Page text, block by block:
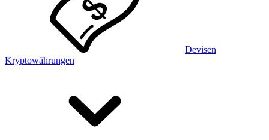
Devisen
Kryptowährungen